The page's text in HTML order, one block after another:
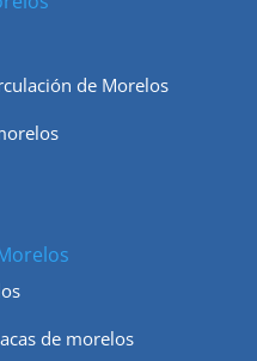
de Morelos
de morelos